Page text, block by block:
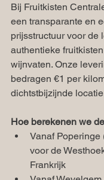
Bij Fruitkisten
een transparante en
prijsstructuur voor de
authentieke
wijnvaten. Onze
bedragen €1 per
dichtstbijzijnde
Hoe berekenen we
Vanaf Poperinge
voor de
Frankrijk